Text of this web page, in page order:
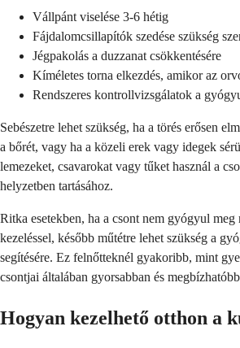
Vállpánt viselése 3-6 hétig
Fájdalomcsillapítók szedése szükség
Jégpakolás a duzzanat csökkentésére
Kíméletes torna elkezdés, amikor az
Rendszeres kontrollvizsgálatok a
Sebészetre lehet szükség, ha a törés erősen
a bőrét, vagy ha a közeli erek vagy idegek
lemezeket, csavarokat vagy tűket használ a
helyzetben tartásához.
Ritka esetekben, ha a csont nem gyógyul
kezeléssel, később műtétre lehet szükség a
segítésére. Ez felnőtteknél gyakoribb, mint
csontjai általában gyorsabban és
Hogyan kezelhető otthon a